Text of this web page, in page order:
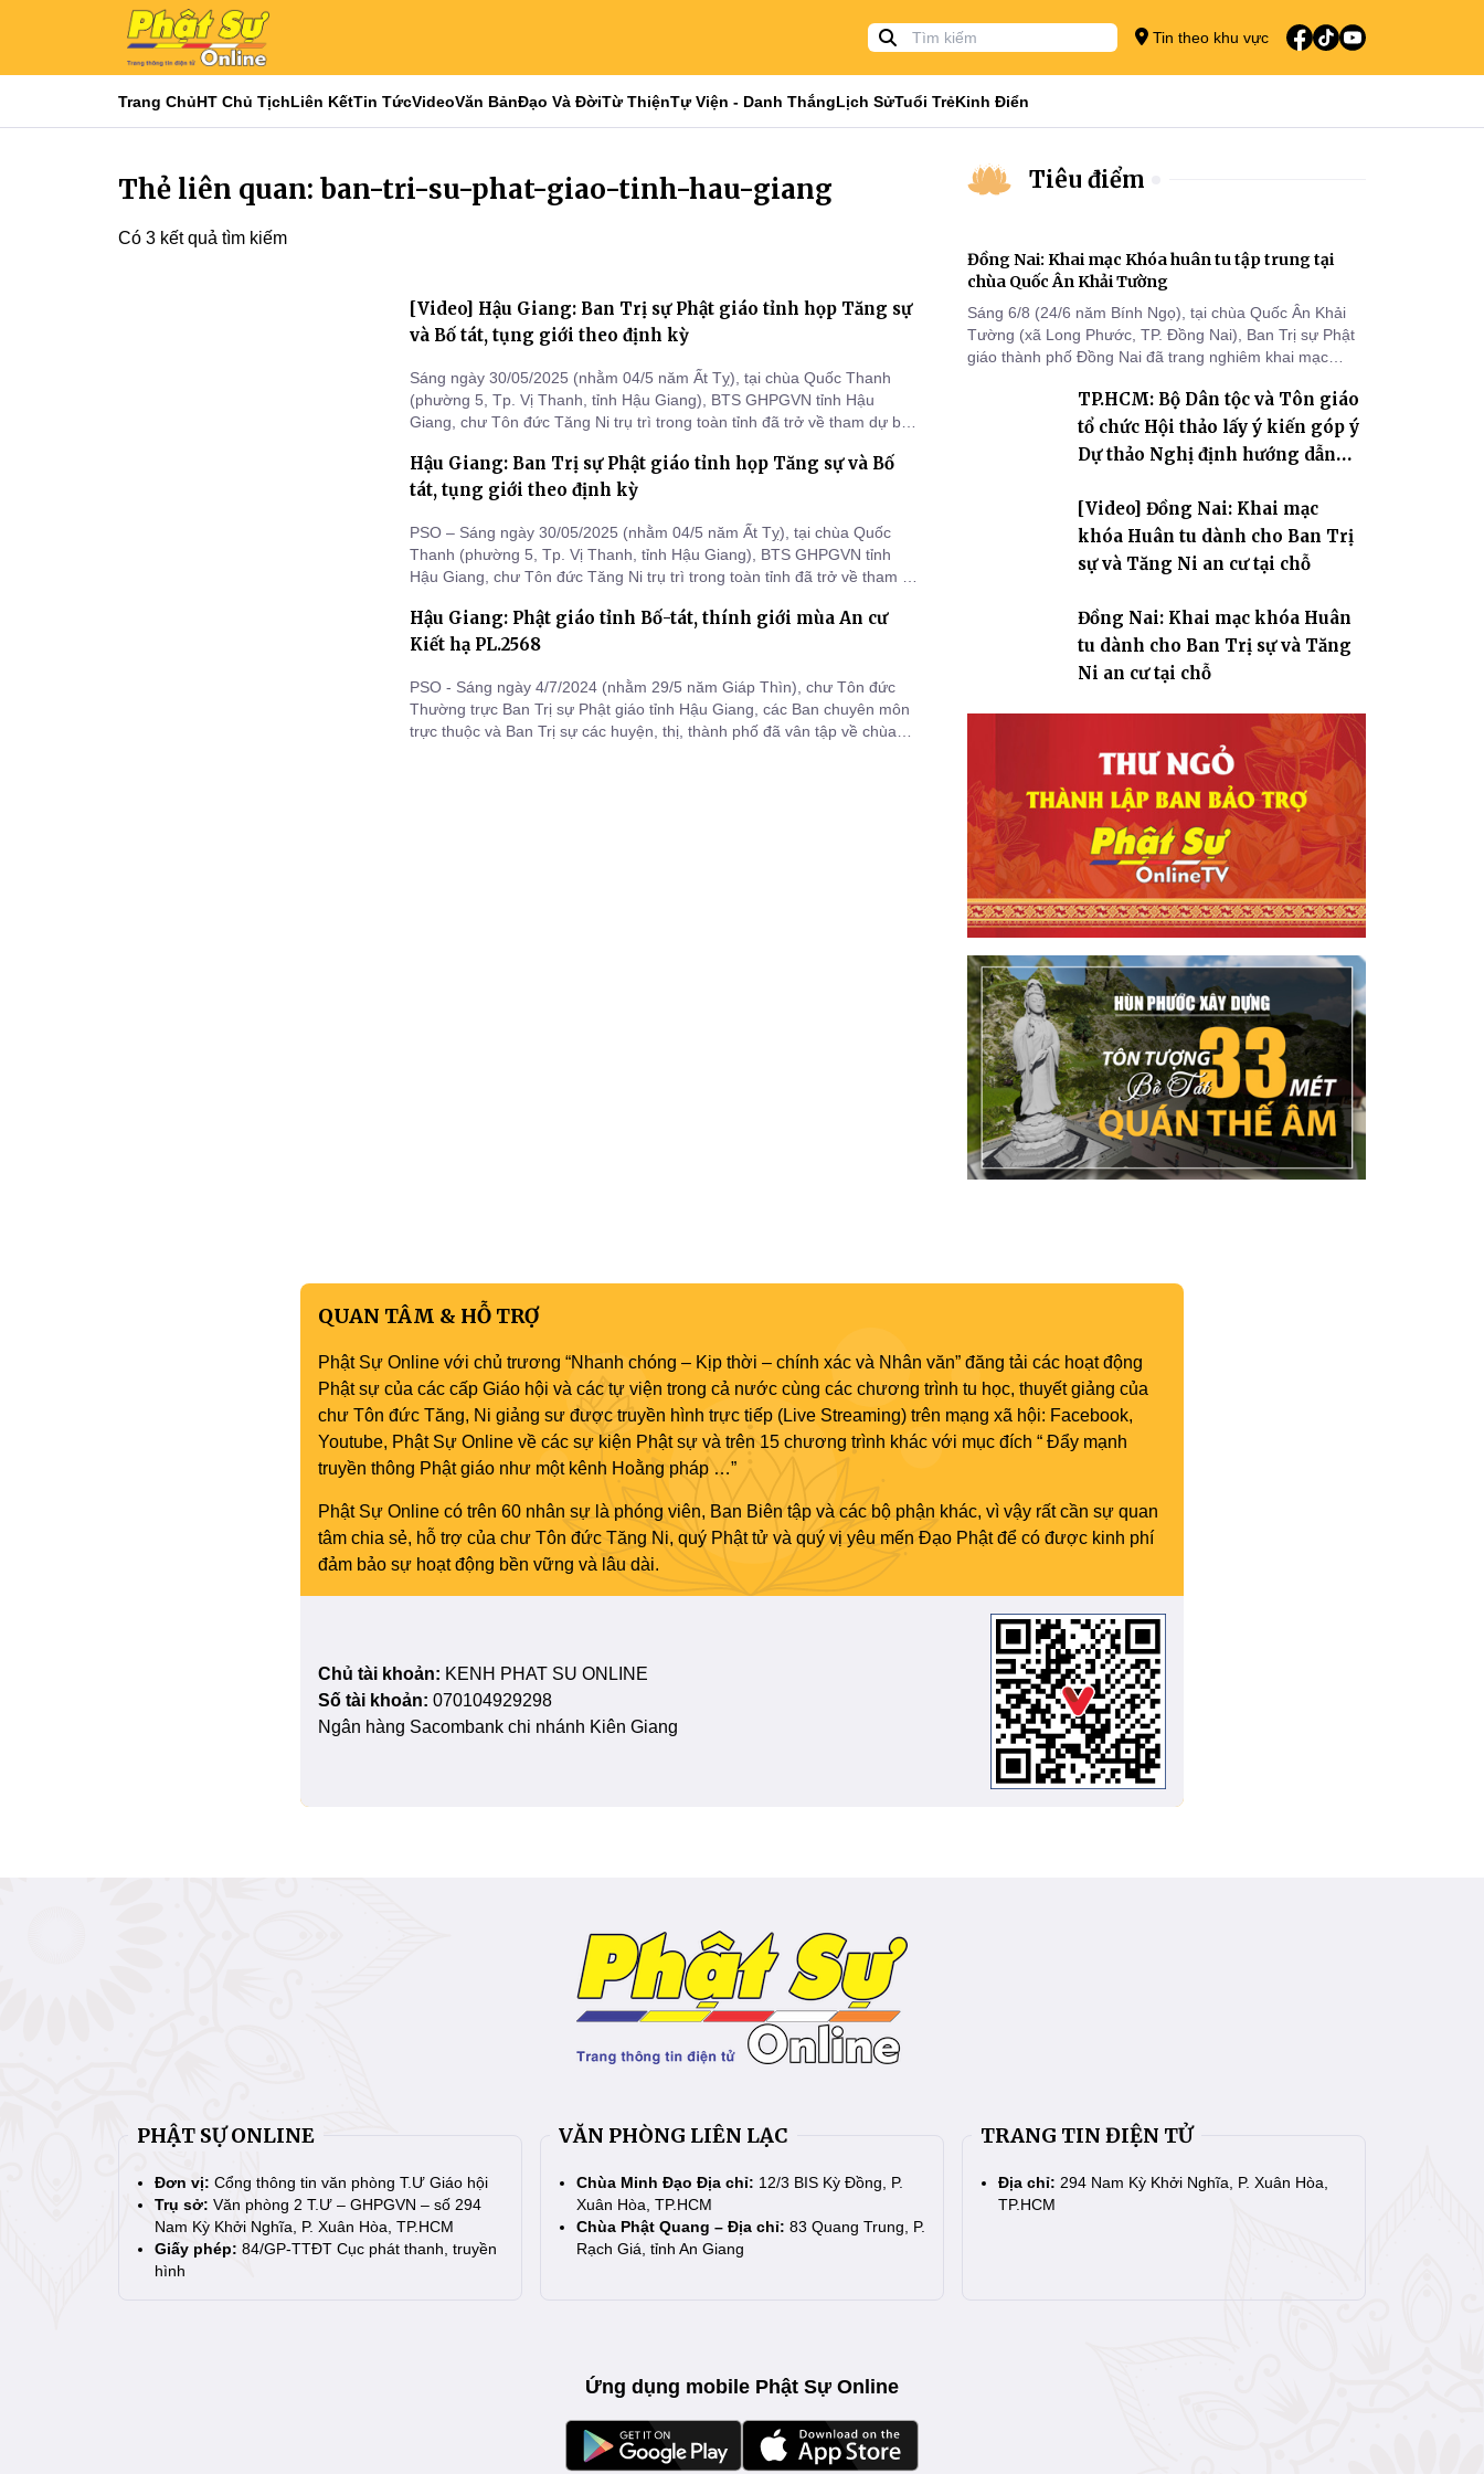
Tin theo khu vực
Trang ChủHT Chủ TịchLiên KếtTin TứcVideoVăn BảnĐạo Và ĐờiTừ ThiệnTự Viện - Danh ThắngLịch SửTuổi TrẻKinh Điển
Thẻ liên quan: ban-tri-su-phat-giao-tinh-hau-giang
Có 3 kết quả tìm kiếm
[Video] Hậu Giang: Ban Trị sự Phật giáo tỉnh họp Tăng sự
và Bố tát, tụng giới theo định kỳ
Sáng ngày 30/05/2025 (nhằm 04/5 năm Ất Tỵ), tại chùa Quốc Thanh
(phường 5, Tp. Vị Thanh, tỉnh Hậu Giang), BTS GHPGVN tỉnh Hậu
Giang, chư Tôn đức Tăng Ni trụ trì trong toàn tỉnh đã trở về tham dự buổi
chức phiên họp Tăng sự định kỳ hàng tháng.
Hậu Giang: Ban Trị sự Phật giáo tỉnh họp Tăng sự và Bố
tát, tụng giới theo định kỳ
PSO – Sáng ngày 30/05/2025 (nhằm 04/5 năm Ất Tỵ), tại chùa Quốc
Thanh (phường 5, Tp. Vị Thanh, tỉnh Hậu Giang), BTS GHPGVN tỉnh
Hậu Giang, chư Tôn đức Tăng Ni trụ trì trong toàn tỉnh đã trở về tham dự
đó tổ chức phiên họp Tăng sự định kỳ hàng tháng.
Hậu Giang: Phật giáo tỉnh Bố-tát, thính giới mùa An cư
Kiết hạ PL.2568
PSO - Sáng ngày 4/7/2024 (nhằm 29/5 năm Giáp Thìn), chư Tôn đức
Thường trực Ban Trị sự Phật giáo tỉnh Hậu Giang, các Ban chuyên môn
trực thuộc và Ban Trị sự các huyện, thị, thành phố đã vân tập về chùa
Tiêu điểm
Đồng Nai: Khai mạc Khóa huân tu tập trung tại
chùa Quốc Ân Khải Tường
Sáng 6/8 (24/6 năm Bính Ngọ), tại chùa Quốc Ân Khải
Tường (xã Long Phước, TP. Đồng Nai), Ban Trị sự Phật
giáo thành phố Đồng Nai đã trang nghiêm khai mạc
2570 dành cho chư Tăng hành giả an cư tại chỗ khu vực
VII, VIII và trường hạ chùa Quốc Ân Khải Tường.
TP.HCM: Bộ Dân tộc và Tôn giáo
tổ chức Hội thảo lấy ý kiến góp ý
Dự thảo Nghị định hướng dẫn
giáo
[Video] Đồng Nai: Khai mạc
khóa Huân tu dành cho Ban Trị
sự và Tăng Ni an cư tại chỗ
Đồng Nai: Khai mạc khóa Huân
tu dành cho Ban Trị sự và Tăng
Ni an cư tại chỗ
QUAN TÂM & HỖ TRỢ
Phật Sự Online với chủ trương “Nhanh chóng – Kịp thời – chính xác và Nhân văn” đăng tải các hoạt động
Phật sự của các cấp Giáo hội và các tự viện trong cả nước cùng các chương trình tu học, thuyết giảng của
chư Tôn đức Tăng, Ni giảng sư được truyền hình trực tiếp (Live Streaming) trên mạng xã hội: Facebook,
Youtube, Phật Sự Online về các sự kiện Phật sự và trên 15 chương trình khác với mục đích “ Đẩy mạnh
truyền thông Phật giáo như một kênh Hoằng pháp …”
Phật Sự Online có trên 60 nhân sự là phóng viên, Ban Biên tập và các bộ phận khác, vì vậy rất cần sự quan
tâm chia sẻ, hỗ trợ của chư Tôn đức Tăng Ni, quý Phật tử và quý vị yêu mến Đạo Phật để có được kinh phí
đảm bảo sự hoạt động bền vững và lâu dài.
Chủ tài khoản: KENH PHAT SU ONLINE
Số tài khoản: 070104929298
Ngân hàng Sacombank chi nhánh Kiên Giang
PHẬT SỰ ONLINE
Đơn vị: Cổng thông tin văn phòng T.Ư Giáo hội
Trụ sở: Văn phòng 2 T.Ư – GHPGVN – số 294
Nam Kỳ Khởi Nghĩa, P. Xuân Hòa, TP.HCM
Giấy phép: 84/GP-TTĐT Cục phát thanh, truyền
hình
VĂN PHÒNG LIÊN LẠC
Chùa Minh Đạo Địa chỉ: 12/3 BIS Kỳ Đồng, P.
Xuân Hòa, TP.HCM
Chùa Phật Quang – Địa chỉ: 83 Quang Trung, P.
Rạch Giá, tỉnh An Giang
TRANG TIN ĐIỆN TỬ
Địa chỉ: 294 Nam Kỳ Khởi Nghĩa, P. Xuân Hòa,
TP.HCM
Ứng dụng mobile Phật Sự Online